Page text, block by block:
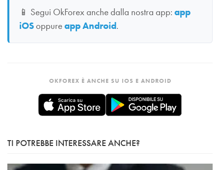
📱 Segui OkForex anche dalla nostra app: app
iOSoppureapp Android.
OKFOREX È ANCHE SU IOS E ANDROID
TI POTREBBE INTERESSARE ANCHE?